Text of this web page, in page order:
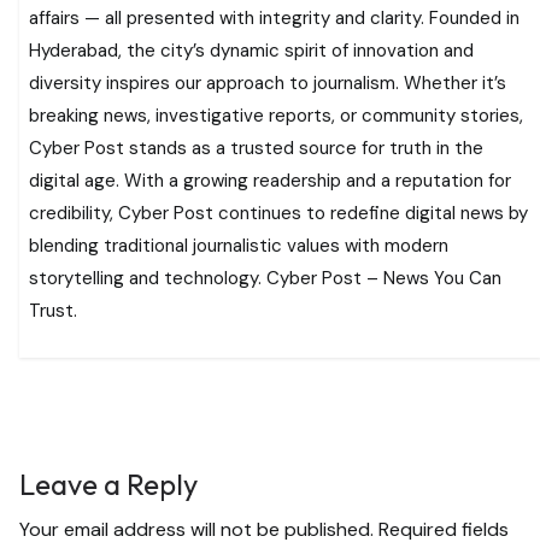
affairs — all presented with integrity and clarity. Founded in
Hyderabad, the city’s dynamic spirit of innovation and
diversity inspires our approach to journalism. Whether it’s
breaking news, investigative reports, or community stories,
Cyber Post stands as a trusted source for truth in the
digital age. With a growing readership and a reputation for
credibility, Cyber Post continues to redefine digital news by
blending traditional journalistic values with modern
storytelling and technology. Cyber Post – News You Can
Trust.
Leave a Reply
Your email address will not be published. Required fields